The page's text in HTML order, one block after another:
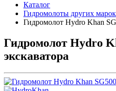
Каталог
Гидромолоты других марок
Гидромолот Hydro Khan
Гидромолот Hydro
экскаватора